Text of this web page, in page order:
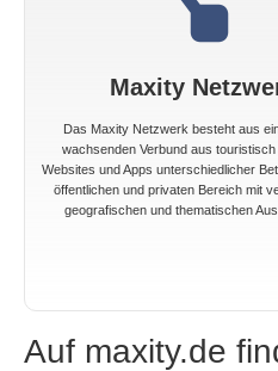
Maxity
Das Maxity Netzwerk besteht aus
wachsenden Verbund aus
Websites und Apps unterschiedlicher
öffentlichen und privaten Bereich mit
geografischen und thematischen
Auf maxity.de